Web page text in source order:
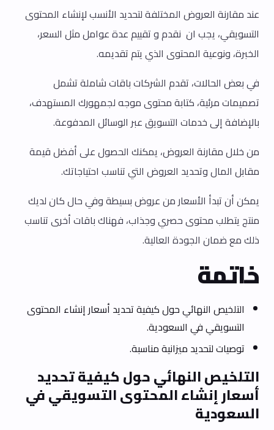
عند مقارنة العروض المختلفة لتحديد الأنسب لإنشاء المحتوى
التسويقي، يجب ان نقدم و تقييم عدة عوامل مثل السعر،
الخبرة، ونوعية المحتوى الذي يتم تقديمه.
في بعض الحالات، تقدم الشركات باقات شاملة تشمل
تصميمات مرئية، كتابة محتوى موجه لجمهورك المستهدف،
بالإضافة إلى خدمات التسويق عبر الوسائل المدفوعة.
من خلال مقارنة العروض، يمكنك الحصول على أفضل قيمة
مقابل المال وتحديد العروض التي تناسب احتياجاتك.
يمكن أن تبدأ الأسعار من عروض بسيطة وفي حال كان لديك
منتج يتطلب محتوى حصري وجذاب، فهناك باقات أخرى تناسب
ذلك مع ضمان الجودة العالية.
خاتمة
التلخيص النهائي حول كيفية تحديد أسعار إنشاء المحتوى
التسويقي في السعودية.
توصيات لتحديد ميزانية مناسبة.
التلخيص النهائي حول كيفية تحديد
أسعار إنشاء المحتوى التسويقي في
السعودية